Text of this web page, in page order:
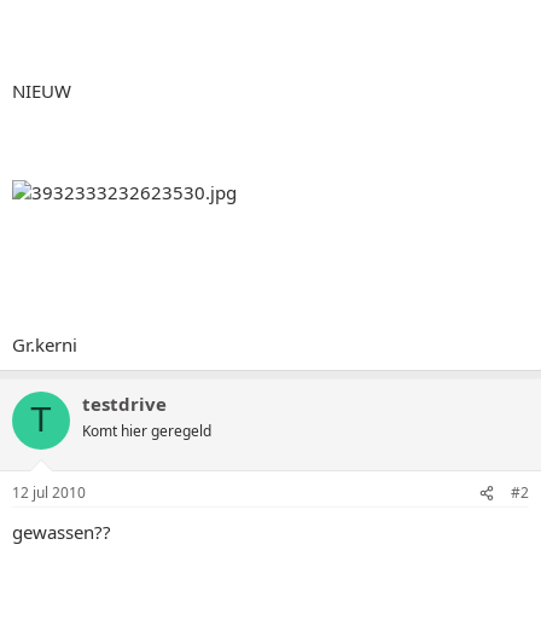
NIEUW
Gr.kerni
T testdrive
Komt hier geregeld
12 jul 2010 #2
gewassen??